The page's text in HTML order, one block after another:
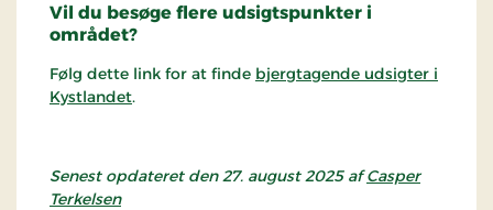
Vil du besøge flere udsigtspunkter i
området?
Følg dette link for at finde bjergtagende udsigter i
Kystlandet.
Senest opdateret den 27. august 2025 afCasper
Terkelsen